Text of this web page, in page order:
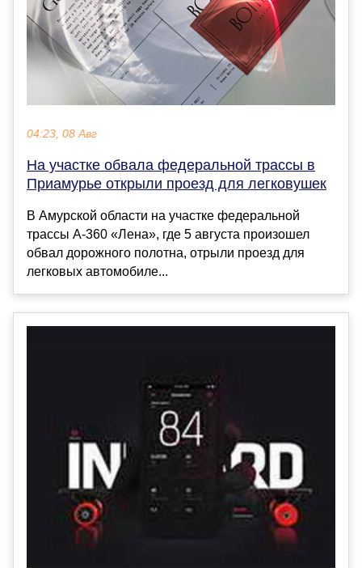
04:23, 08 Авг
На участке обвала федеральной трассы в
Приамурье открыли проезд для легковушек
В Амурской области на участке федеральной
трассы А-360 «Лена», где 5 августа произошел
обвал дорожного полотна, отрыли проезд для
легковых автомобиле...